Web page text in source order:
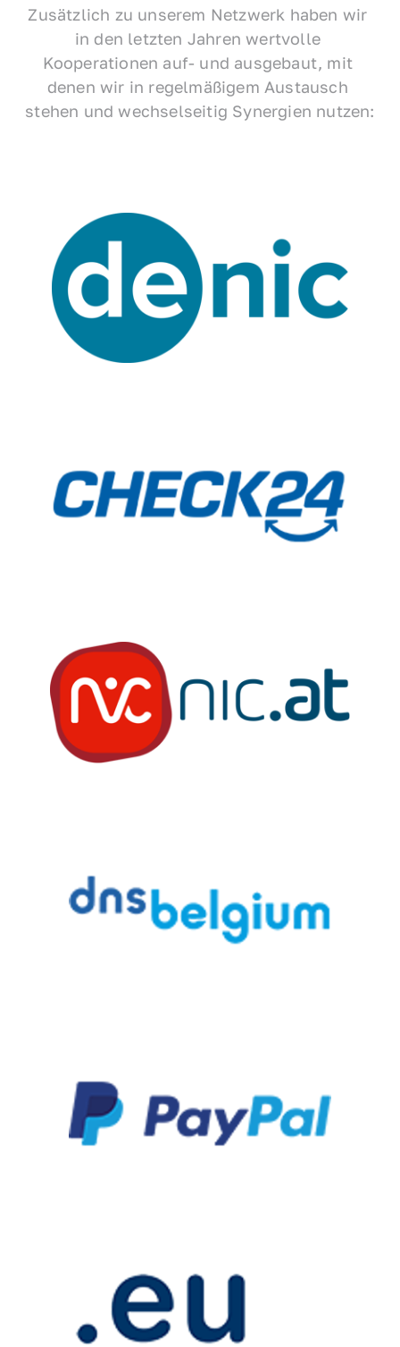
Zusätzlich zu unserem Netzwerk haben wir
in den letzten Jahren wertvolle
Kooperationen auf- und ausgebaut, mit
denen wir in regelmäßigem Austausch
stehen und wechselseitig Synergien nutzen: